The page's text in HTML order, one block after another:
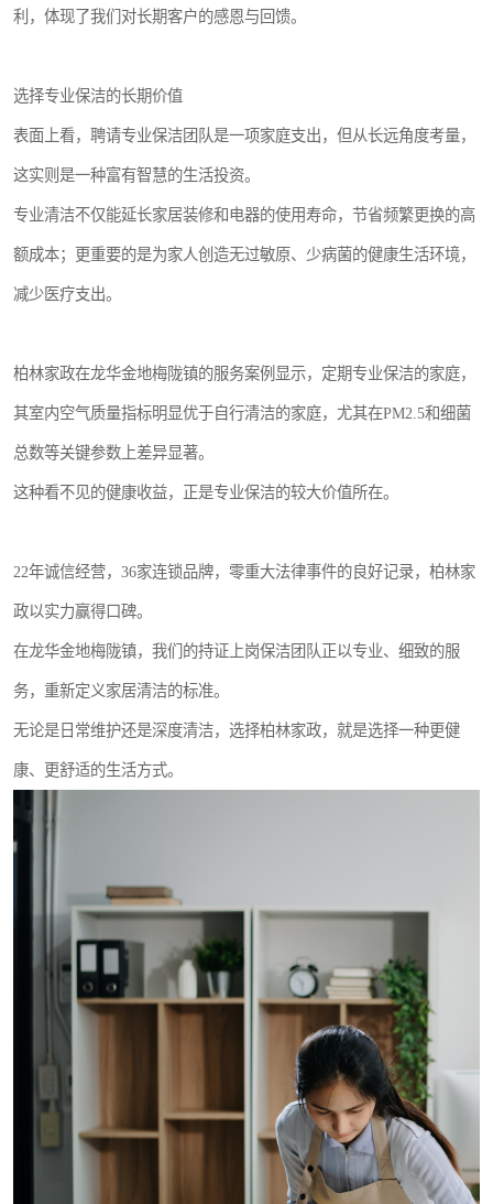
利，体现了我们对长期客户的感恩与回馈。
选择专业保洁的长期价值
表面上看，聘请专业保洁团队是一项家庭支出，但从长远角度考量，
这实则是一种富有智慧的生活投资。
专业清洁不仅能延长家居装修和电器的使用寿命，节省频繁更换的高
额成本；更重要的是为家人创造无过敏原、少病菌的健康生活环境，
减少医疗支出。
柏林家政在龙华金地梅陇镇的服务案例显示，定期专业保洁的家庭，
其室内空气质量指标明显优于自行清洁的家庭，尤其在PM2.5和细菌
总数等关键参数上差异显著。
这种看不见的健康收益，正是专业保洁的较大价值所在。
22年诚信经营，36家连锁品牌，零重大法律事件的良好记录，柏林家
政以实力赢得口碑。
在龙华金地梅陇镇，我们的持证上岗保洁团队正以专业、细致的服
务，重新定义家居清洁的标准。
无论是日常维护还是深度清洁，选择柏林家政，就是选择一种更健
康、更舒适的生活方式。